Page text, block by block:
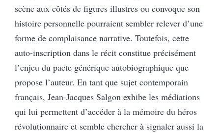
scène aux côtés de figures illustres ou convoque son
histoire personnelle pourraient sembler relever d’une
forme de complaisance narrative. Toutefois, cette
auto-inscription dans le récit constitue précisément
l’enjeu du pacte générique autobiographique que
propose l’auteur. En tant que sujet contemporain
français, Jean-Jacques Salgon exhibe les médiations
qui lui permettent d’accéder à la mémoire du héros
révolutionnaire et semble chercher à signaler aussi la